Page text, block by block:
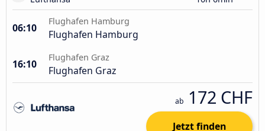
06:10
Flughafen Hamburg
Flughafen Hamburg
16:10
Flughafen Graz
Flughafen Graz
ab 172 CHF
Jetzt finden